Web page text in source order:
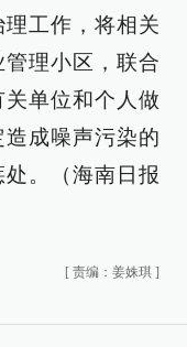
工作，将相关
理小区，联合
单位和个人做
成噪声污染的
。（海南日报
[ 责编：姜姝琪 ]